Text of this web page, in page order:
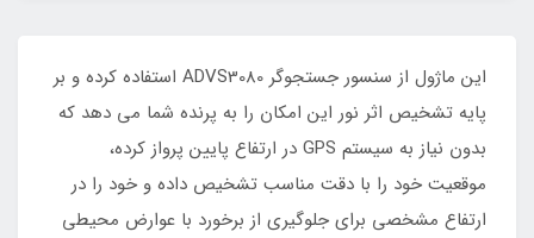
این ماژول از سنسور جستجوگر ADVS3080 استفاده کرده و بر
پایه تشخیص اثر نور این امکان را به پرنده شما می دهد که
بدون نیاز به سیستم GPS در ارتفاع پایین پرواز کرده،
موقعیت خود را با دقت مناسب تشخیص داده و خود را در
ارتفاع مشخصی برای جلوگیری از برخورد با عوارض محیطی